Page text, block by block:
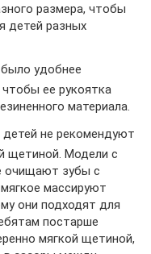
размера, чтобы
детей разных
удобнее
ее рукоятка
материала.
не рекомендуют
щетиной. Модели с
очищают зубы с
массируют
они подходят для
постарше
мягкой щетиной,